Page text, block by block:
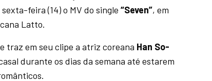
feira (14) o MV do single “Seven”, em
Latto.
traz em seu clipe a atriz coreana Han So-
durante os dias da semana até estarem